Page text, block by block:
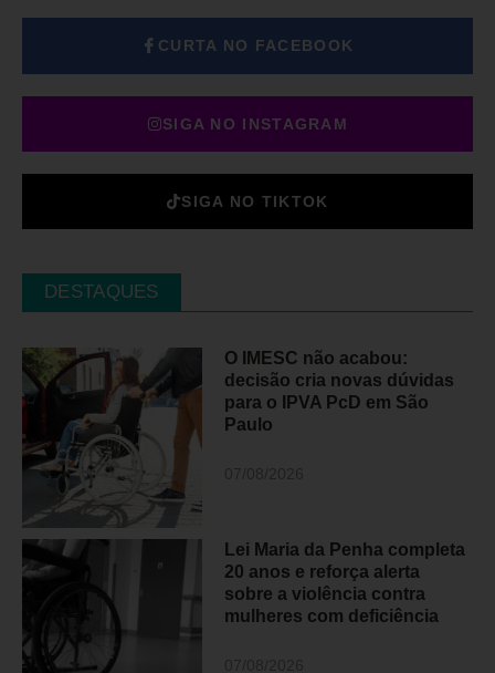
CURTA NO FACEBOOK
SIGA NO INSTAGRAM
SIGA NO TIKTOK
DESTAQUES
O IMESC não acabou:
decisão cria novas dúvidas
para o IPVA PcD em São
Paulo
Lei Maria da Penha completa
20 anos e reforça alerta
sobre a violência contra
mulheres com deficiência